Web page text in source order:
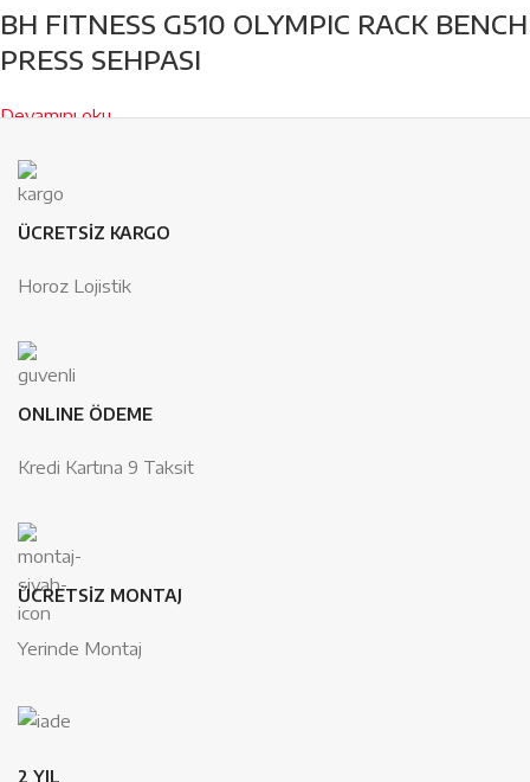
BH FITNESS G510 OLYMPIC RACK BENCH
PRESS SEHPASI
Devamını oku
ÜCRETSİZ KARGO
Horoz Lojistik
ONLINE ÖDEME
Kredi Kartına 9 Taksit
ÜCRETSİZ MONTAJ
Yerinde Montaj
2 YIL